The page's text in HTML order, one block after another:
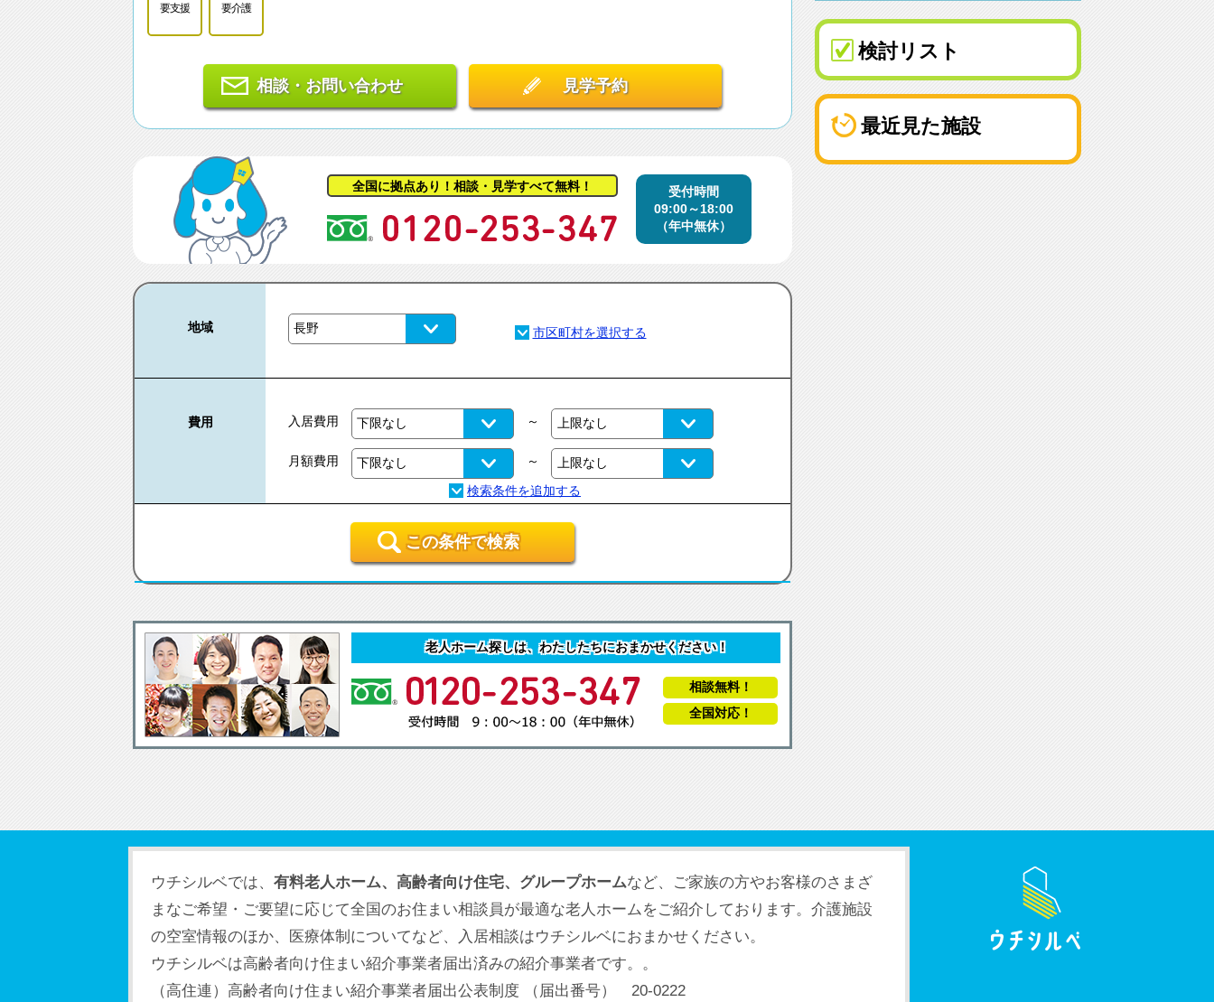
要支援 要介護
相談・お問い合わせ 見学予約
全国に拠点あり！相談・見学すべて無料！
受付時間
09:00～18:00
（年中無休）
地域
費用 入居費用 ～
月額費用 ～
この条件で検索
老人ホーム探しは、わたしたちにおまかせください！
相談無料！
全国対応！
検討リスト
最近見た施設
ウチシルベでは、 有料老人ホーム、高齢者向け住宅、グループホームなど、ご家族の方やお客様のさまざ
まなご希望・ご要望に応じて全国のお住まい相談員が最適な老人ホームをご紹介しております。介護施設
の空室情報のほか、医療体制についてなど、入居相談はウチシルベにおまかせください。
ウチシルベは高齢者向け住まい紹介事業者届出済みの紹介事業者です。。
（高住連）高齢者向け住まい紹介事業者届出公表制度 （届出番号） 20-0222